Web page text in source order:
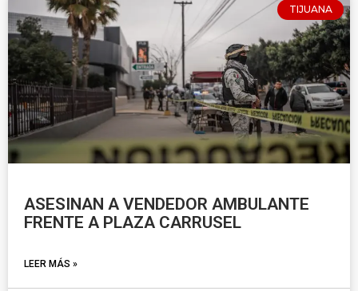
TIJUANA
ASESINAN A VENDEDOR AMBULANTE
FRENTE A PLAZA CARRUSEL
LEER MÁS »